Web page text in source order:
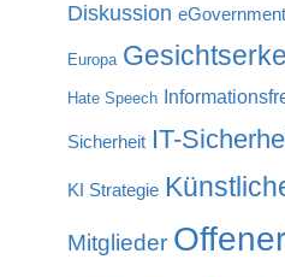
Diskussion eGovernment
Europa
Hate Speech
Sicherheit IT-
KI Strategie
Mitglieder